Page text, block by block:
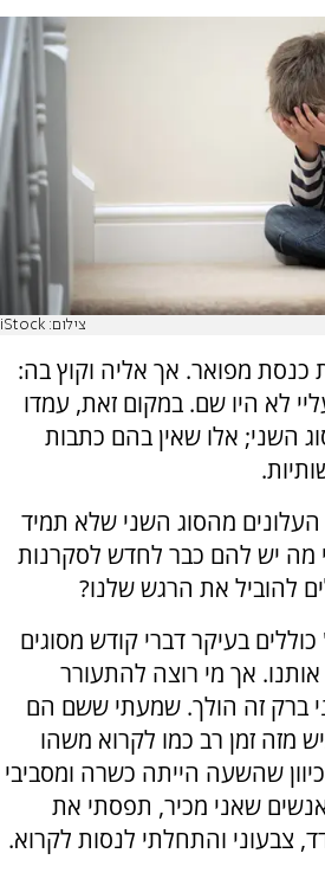
צילום: iStock
כנסת מפואר. אך אליה וקוץ בה:
לא היו שם. במקום זאת, עמדו
השני; אלו שאין בהם כתבות
מהסוג השני שלא תמיד
מה יש להם כבר לחדש לסקרנות
להוביל את הרגש שלנו?
בעיקר דברי קודש מסוגים
אך מי רוצה להתעורר
ברק זה הולך. שמעתי ששם הם
מזה זמן רב כמו לקרוא משהו
שהשעה הייתה כשרה ומסביבי
שאני מכיר, תפסתי את
צבעוני והתחלתי לנסות לקרוא.